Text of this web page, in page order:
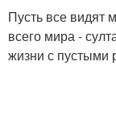
Пусть все видят
всего мира -
жизни с пустыми